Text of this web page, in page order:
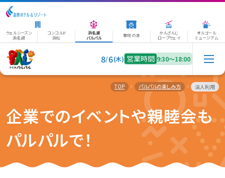
ウェルシーズン
浜名湖
コンコルド
浜松
浜名湖
パルパル
華咲の湯
かんざんじ
ロープウェイ
オルゴール
ミュージアム
8/6(木) 営業時間 9:30〜18:00
TOP パルパルの楽しみ方 法人利用
企業でのイベントや親睦会も
パルパルで！